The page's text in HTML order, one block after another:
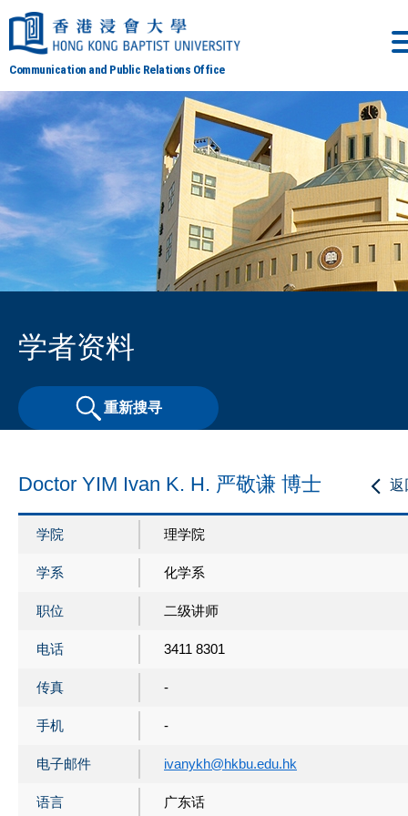
Communication and Public Relations Office
学者资料
重新搜寻
返
Doctor YIM Ivan K. H. 严敬谦 博士
学院 理学院
学系 化学系
职位 二级讲师
电话 3411 8301
传真 -
手机 -
电子邮件 ivanykh@hkbu.edu.hk
语言 广东话